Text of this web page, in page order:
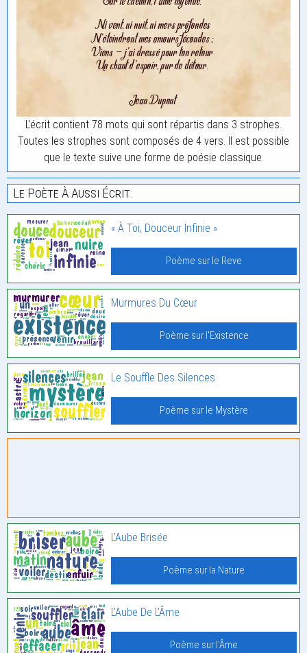
L'écrit contient 78 mots qui sont répartis dans 3 strophes.
Toutes les strophes sont composés de 4 vers. Il est possible
que le texte suive une forme de poésie classique.
Le Poète À Aussi Écrit:
« À Toi, Douceur Infinie »
Poème sur le Reve
Murmures Du Cœur
Poème sur l'Existence
Le Souffle Des Silences
Poème sur le Mystère
L’Aube Brisée
Poème sur la Nature
L’Aube De L’Âme
Poème sur l'Âme